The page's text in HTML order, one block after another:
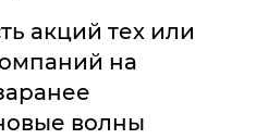
акций тех или
на
волны